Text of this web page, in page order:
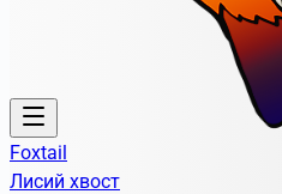
Foxtail
Лисий хвост